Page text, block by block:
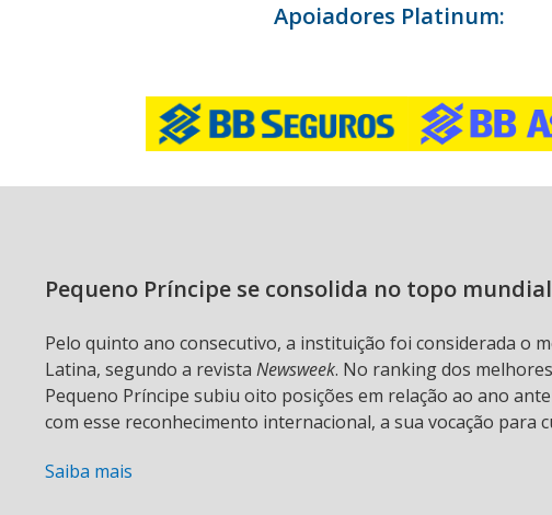
Apoiadores Platinum:
Pequeno Príncipe se consolida no topo
Pelo quinto ano consecutivo, a instituição foi considerada o
Latina, segundo a revista Newsweek. No ranking dos
Pequeno Príncipe subiu oito posições em relação ao ano
com esse reconhecimento internacional, a sua vocação para
Saiba mais